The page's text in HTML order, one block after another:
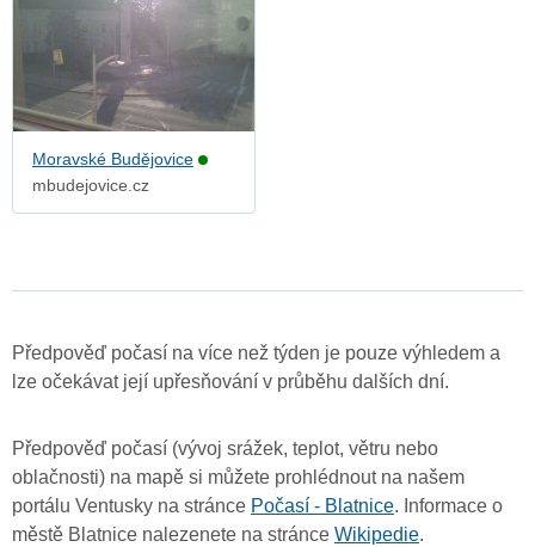
Moravské Budějovice
mbudejovice.cz
Předpověď počasí na více než týden je pouze výhledem a
lze očekávat její upřesňování v průběhu dalších dní.
Předpověď počasí (vývoj srážek, teplot, větru nebo
oblačnosti) na mapě si můžete prohlédnout na našem
portálu Ventusky na stránce Počasí - Blatnice. Informace o
městě Blatnice nalezenete na stránce Wikipedie.